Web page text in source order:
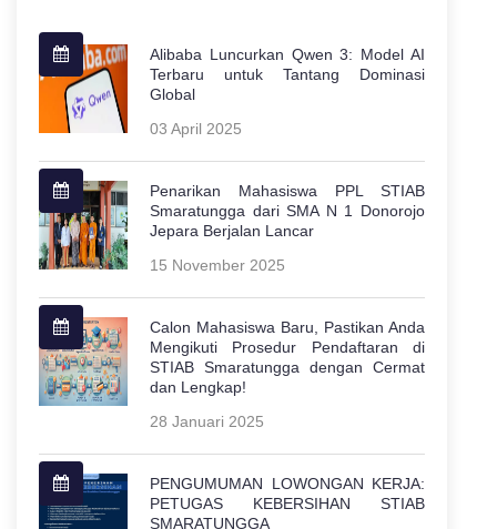
Alibaba Luncurkan Qwen 3: Model AI
Terbaru untuk Tantang Dominasi
Global
03 April 2025
Penarikan Mahasiswa PPL STIAB
Smaratungga dari SMA N 1 Donorojo
Jepara Berjalan Lancar
15 November 2025
Calon Mahasiswa Baru, Pastikan Anda
Mengikuti Prosedur Pendaftaran di
STIAB Smaratungga dengan Cermat
dan Lengkap!
28 Januari 2025
PENGUMUMAN LOWONGAN KERJA:
PETUGAS KEBERSIHAN STIAB
SMARATUNGGA